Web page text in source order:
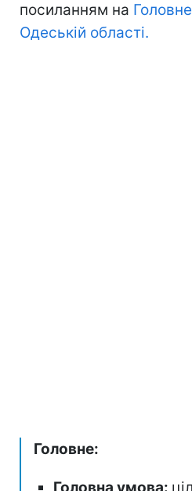
посиланням на
Одеській області.
Головне: